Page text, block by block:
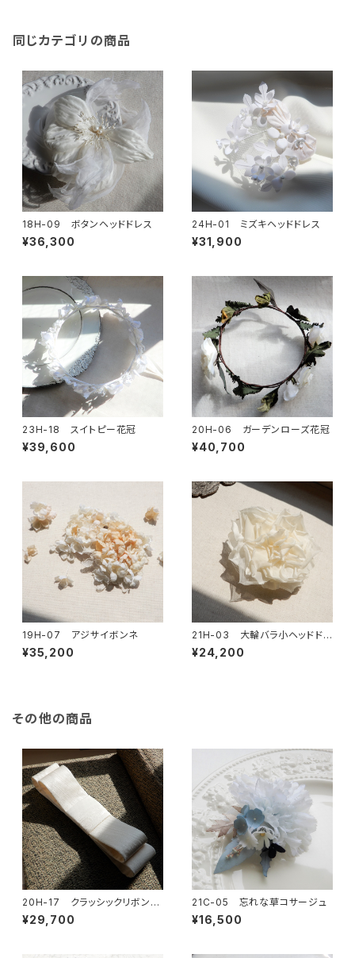
同じカテゴリの商品
18H-09 ボタンヘッドドレス
¥36,300
24H-01 ミズキヘッドドレス
¥31,900
23H-18 スイトピー花冠
¥39,600
20H-06 ガーデンローズ花冠
¥40,700
19H-07 アジサイボンネ
¥35,200
21H-03 大輪バラ小ヘッドドレ
ス
¥24,200
その他の商品
20H-17 クラッシックリボンボ
ンネ
¥29,700
21C-05 忘れな草コサージュ
¥16,500